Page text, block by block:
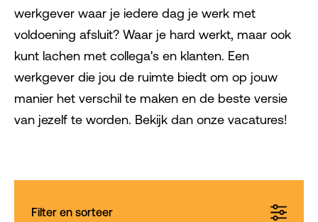
werkgever waar je iedere dag je werk met
voldoening afsluit? Waar je hard werkt, maar ook
kunt lachen met collega's en klanten. Een
werkgever die jou de ruimte biedt om op jouw
manier het verschil te maken en de beste versie
van jezelf te worden. Bekijk dan onze vacatures!
Filter en sorteer